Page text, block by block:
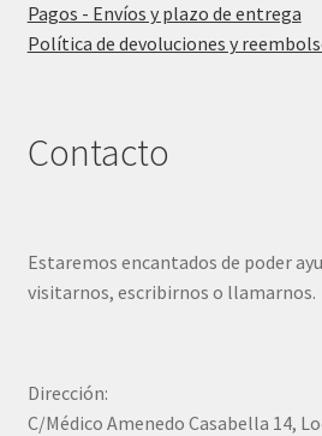
Pagos - Envíos y plazo de entrega
Política de devoluciones y
Contacto
Estaremos encantados de poder
visitarnos, escribirnos o llamarnos.
Dirección:
C/Médico Amenedo Casabella 14,